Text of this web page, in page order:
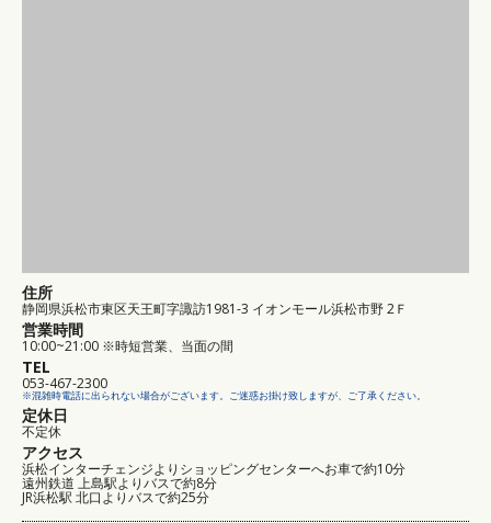
住所
静岡県浜松市東区天王町字諏訪1981-3 イオンモール浜松市野 2Ｆ
営業時間
10:00~21:00 ※時短営業、当面の間
TEL
053-467-2300
※混雑時電話に出られない場合がございます。ご迷惑お掛け致しますが、ご了承ください。
定休日
不定休
アクセス
浜松インターチェンジよりショッピングセンターへお車で約10分
遠州鉄道 上島駅よりバスで約8分
JR浜松駅 北口よりバスで約25分